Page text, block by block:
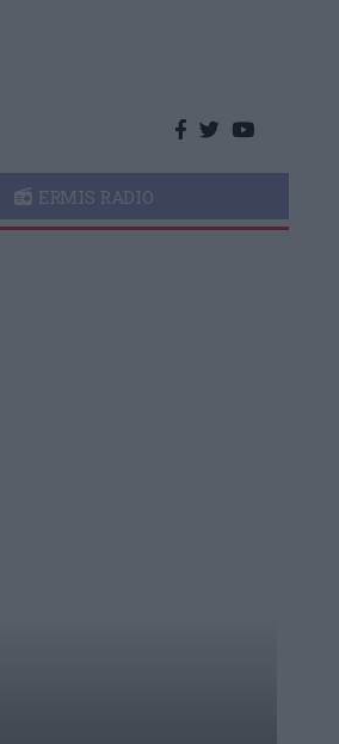
ERMIS RADIO